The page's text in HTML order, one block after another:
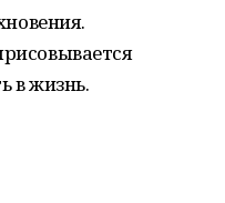
в жизнь.